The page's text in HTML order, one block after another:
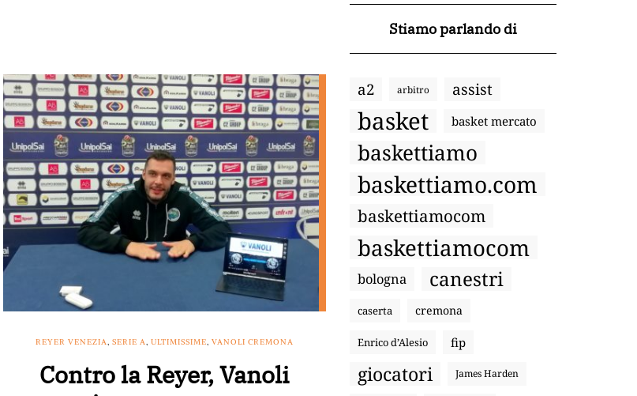
REYER VENEZIA, SERIE A, ULTIMISSIME, VANOLI CREMONA
Contro la Reyer, Vanoli
Stiamo parlando di
a2 arbitro assist
basket basket mercato
baskettiamo
baskettiamo.com
baskettiamocom
baskettiamocom
bologna canestri
caserta cremona
Enrico d’Alesio fip
giocatori James Harden